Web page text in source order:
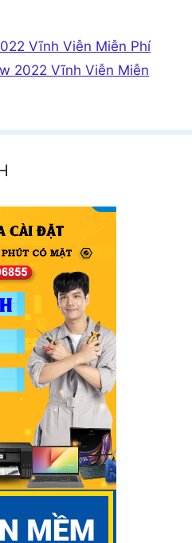
Vĩnh Viễn Miễn Phí
2022 Vĩnh Viễn Miễn